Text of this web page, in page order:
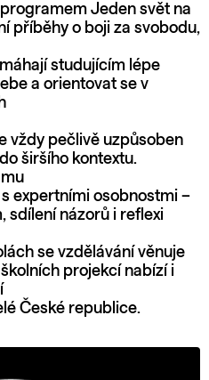
Jeden svět na
příběhy o boji za svobodu,
studujícím lépe
a orientovat se v
vždy pečlivě uzpůsoben
širšího kontextu.
expertními osobnostmi –
sdílení názorů i reflexi
se vzdělávání věnuje
projekcí nabízí i
České republice.